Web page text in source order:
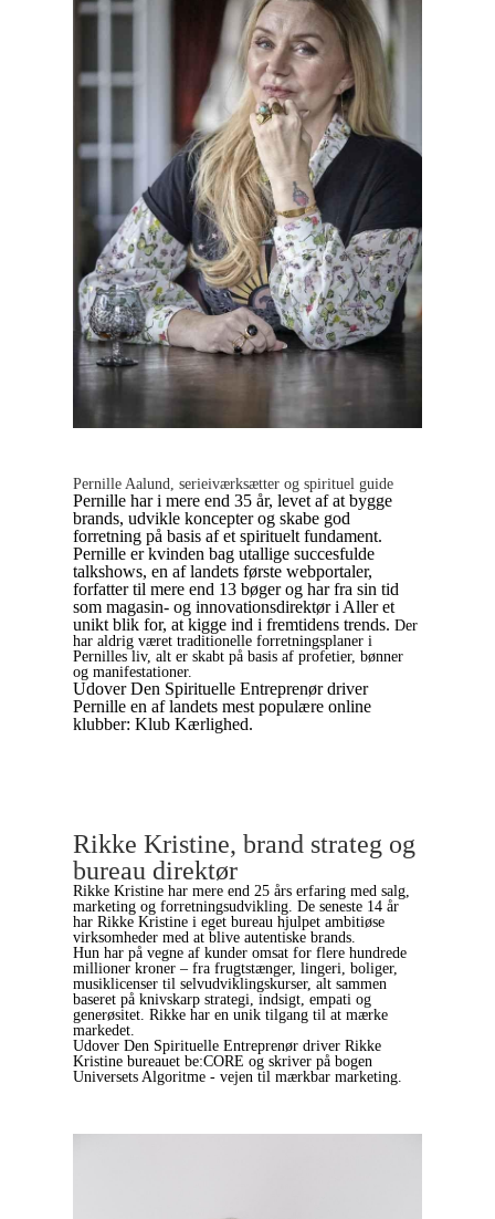
Pernille Aalund, serieiværksætter og spirituel guide
Pernille har i mere end 35 år, levet af at bygge
brands, udvikle koncepter og skabe god
forretning på basis af et spirituelt fundament.
Pernille er kvinden bag utallige succesfulde
talkshows, en af landets første webportaler,
forfatter til mere end 13 bøger og har fra sin tid
som magasin- og innovationsdirektør i Aller et
unikt blik for, at kigge ind i fremtidens trends. Der
har aldrig været traditionelle forretningsplaner i
Pernilles liv, alt er skabt på basis af profetier, bønner
og manifestationer.
Udover Den Spirituelle Entreprenør driver
Pernille en af landets mest populære online
klubber: Klub Kærlighed.
Rikke Kristine, brand strateg og
bureau direktør
Rikke Kristine har mere end 25 års erfaring med salg,
marketing og forretningsudvikling. De seneste 14 år
har Rikke Kristine i eget bureau hjulpet ambitiøse
virksomheder med at blive autentiske brands.
Hun har på vegne af kunder omsat for flere hundrede
millioner kroner – fra frugtstænger, lingeri, boliger,
musiklicenser til selvudviklingskurser, alt sammen
baseret på knivskarp strategi, indsigt, empati og
generøsitet. Rikke har en unik tilgang til at mærke
markedet.
Udover Den Spirituelle Entreprenør driver Rikke
Kristine bureauet be:CORE og skriver på bogen
Universets Algoritme - vejen til mærkbar marketing.